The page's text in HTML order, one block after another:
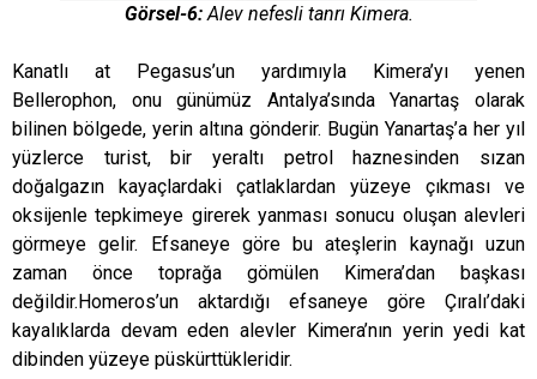
Görsel-6:Alev nefesli tanrı Kimera.
Kanatlı at Pegasus’un yardımıyla Kimera’yı yenen
Bellerophon, onu günümüz Antalya’sında Yanartaş olarak
bilinen bölgede, yerin altına gönderir. Bugün Yanartaş’a her yıl
yüzlerce turist, bir yeraltı petrol haznesinden sızan
doğalgazın kayaçlardaki çatlaklardan yüzeye çıkması ve
oksijenle tepkimeye girerek yanması sonucu oluşan alevleri
görmeye gelir. Efsaneye göre bu ateşlerin kaynağı uzun
zaman önce toprağa gömülen Kimera’dan başkası
değildir.Homeros’un aktardığı efsaneye göre Çıralı’daki
kayalıklarda devam eden alevler Kimera’nın yerin yedi kat
dibinden yüzeye püskürttükleridir.